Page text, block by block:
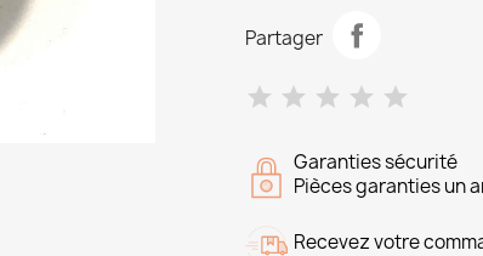
Partager
Garanties sécurité
Pièces garanties un
Recevez votre